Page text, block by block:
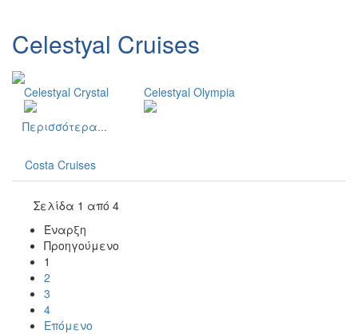
Celestyal Cruises
Celestyal Crystal Celestyal Olympia
Περισσότερα...
Costa Cruises
Σελίδα 1 από 4
Έναρξη
Προηγούμενο
1
2
3
4
Επόμενο